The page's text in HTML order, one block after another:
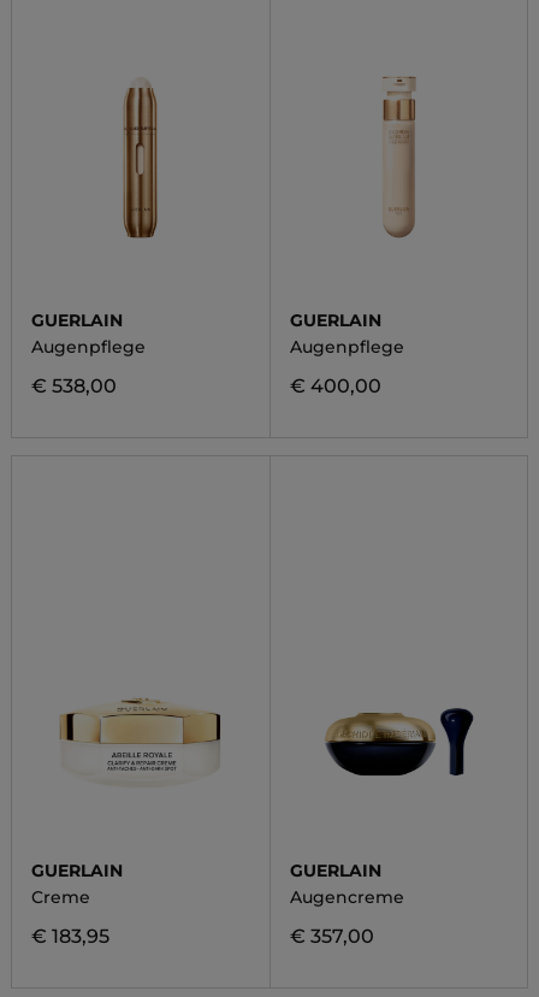
GUERLAIN
Augenpflege
€ 538,00
GUERLAIN
Augenpflege
€ 400,00
GUERLAIN
Creme
€ 183,95
GUERLAIN
Augencreme
€ 357,00